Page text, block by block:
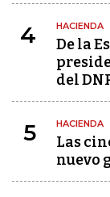
4 HACIENDA
De la
del
5 HACIENDA
Las
nuevo